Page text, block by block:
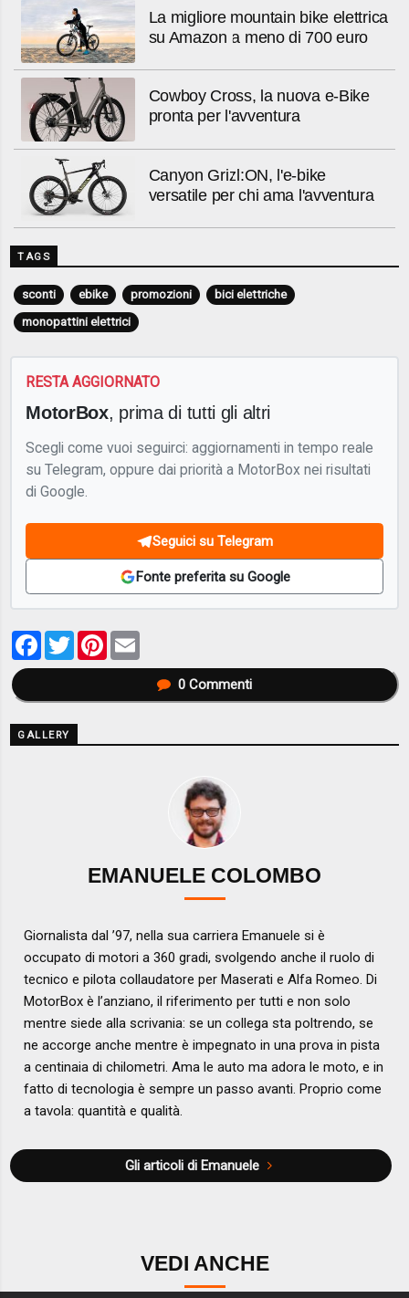
La migliore mountain bike elettrica
su Amazon a meno di 700 euro
Cowboy Cross, la nuova e-Bike
pronta per l'avventura
Canyon Grizl:ON, l'e-bike
versatile per chi ama l'avventura
TAGS
sconti ebike promozioni
bici elettriche
monopattini elettrici
RESTA AGGIORNATO
MotorBox, prima di tutti gli altri
Scegli come vuoi seguirci: aggiornamenti in tempo reale
su Telegram, oppure dai priorità a MotorBox nei risultati
di Google.
Seguici su Telegram
Fonte preferita su Google
Facebook
TwitterPinterest
0Commenti
GALLERY
EMANUELE COLOMBO
Giornalista dal ’97, nella sua carriera Emanuele si è
occupato di motori a 360 gradi, svolgendo anche il ruolo di
tecnico e pilota collaudatore per Maserati e Alfa Romeo. Di
MotorBox è l’anziano, il riferimento per tutti e non solo
mentre siede alla scrivania: se un collega sta poltrendo, se
ne accorge anche mentre è impegnato in una prova in pista
a centinaia di chilometri. Ama le auto ma adora le moto, e in
fatto di tecnologia è sempre un passo avanti. Proprio come
a tavola: quantità e qualità.
Gli articoli di Emanuele
VEDI ANCHE